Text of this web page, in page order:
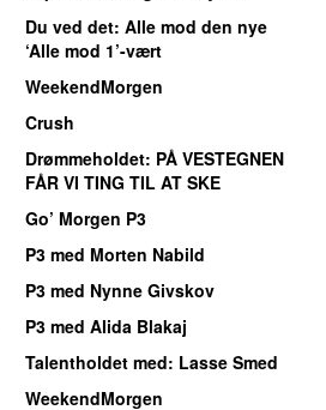
Du ved det: Alle mod den nye
‘Alle mod 1’-vært
WeekendMorgen
Crush
Drømmeholdet: PÅ VESTEGNEN
FÅR VI TING TIL AT SKE
Go’ Morgen P3
P3 med Morten Nabild
P3 med Nynne Givskov
P3 med Alida Blakaj
Talentholdet med: Lasse Smed
WeekendMorgen